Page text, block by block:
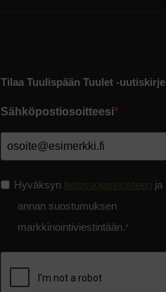
Tilaa Tuulispään Tuulet -uutiskirje
Sähköpostiosoitteesi
Hyväksyn tietosuojaselosteen ja
annan suostumuksen
markkinointiviestintään.